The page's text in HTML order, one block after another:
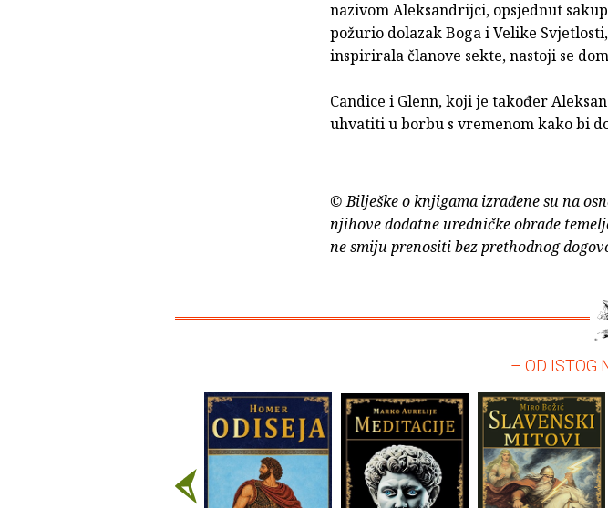
nazivom Aleksandrijci, opsjednut
požurio dolazak Boga i Velike
inspirirala članove sekte, nastoji se
Candice i Glenn, koji je također
uhvatiti u borbu s vremenom kako bi
© Bilješke o knjigama izrađene su na
njihove dodatne uredničke obrade
ne smiju prenositi bez prethodnog
– OD ISTOG